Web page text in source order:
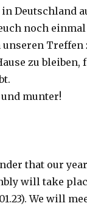
Deutschland
noch
Treffen
zu bleiben,
munter!
that our
will take
We will